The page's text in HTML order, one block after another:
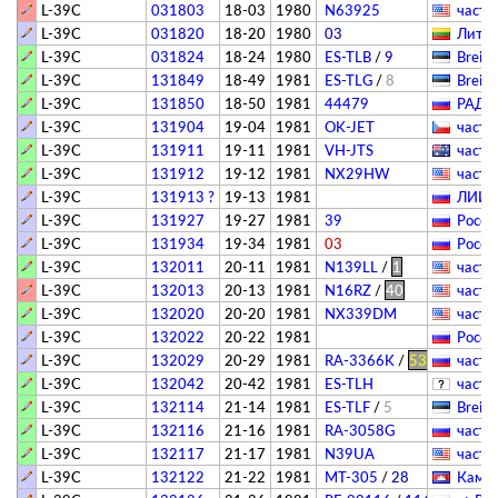
L-39C
031803 18-03 1980 N63925
L-39C
031820 18-20 1980 03
L-39C
031824 18-24 1980 ES-TLB /9
L-39C
131849 18-49 1981 ES-TLG /8
L-39C
131850 18-50 1981 44479
L-39C
131904 19-04 1981 OK-JET
L-39C
131911 19-11 1981 VH-JTS
L-39C
131912 19-12 1981 NX29HW
L-39C
131913 ? 19-13 1981
ЛИИ
L-39C
131927 19-27 1981 39
L-39C
131934 19-34 1981 03
L-39C
132011 20-11 1981 N139LL / 1
L-39C
132013 20-13 1981 N16RZ / 40
L-39C
132020 20-20 1981 NX339DM
L-39C
132022 20-22 1981
L-39C
132029 20-29 1981 RA-3366K / 53
L-39C
132042 20-42 1981 ES-TLH
L-39C
132114 21-14 1981 ES-TLF / 5
L-39C
132116 21-16 1981 RA-3058G
L-39C
132117 21-17 1981 N39UA
L-39C
132122 21-22 1981 MT-305 /28